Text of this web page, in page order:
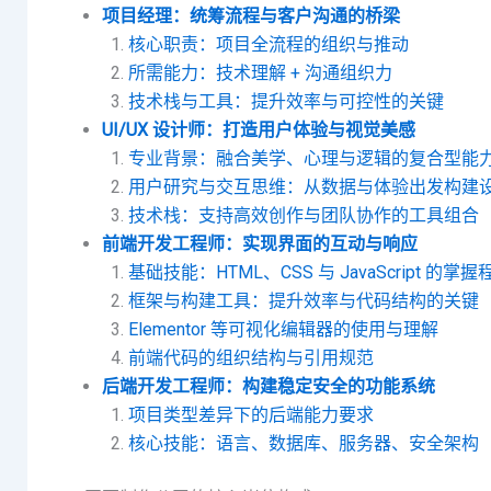
项目经理：统筹流程与客户沟通的桥梁
核心职责：项目全流程的组织与推动
所需能力：技术理解 + 沟通组织力
技术栈与工具：提升效率与可控性的关键
UI/UX 设计师：打造用户体验与视觉美感
专业背景：融合美学、心理与逻辑的复合型能
用户研究与交互思维：从数据与体验出发构建
技术栈：支持高效创作与团队协作的工具组合
前端开发工程师：实现界面的互动与响应
基础技能：HTML、CSS 与 JavaScript 的掌握
框架与构建工具：提升效率与代码结构的关键
Elementor 等可视化编辑器的使用与理解
前端代码的组织结构与引用规范
后端开发工程师：构建稳定安全的功能系统
项目类型差异下的后端能力要求
核心技能：语言、数据库、服务器、安全架构